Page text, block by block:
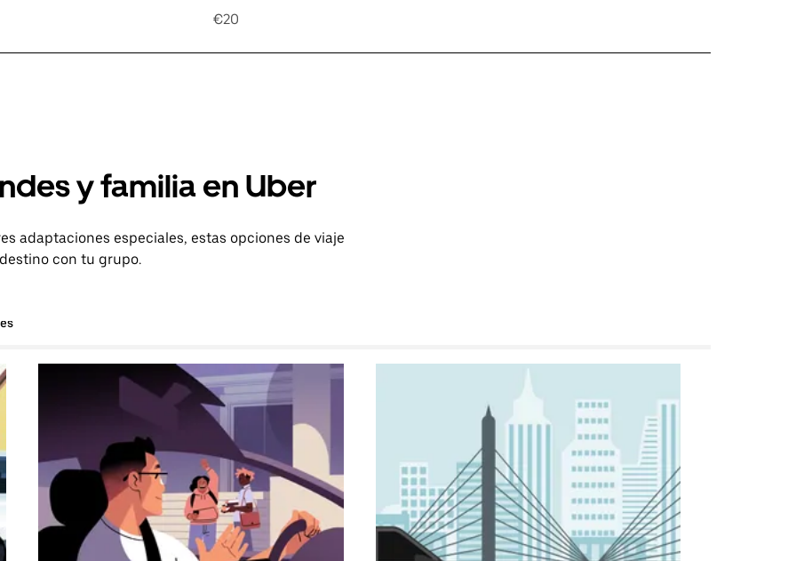
€20
y familia en Uber
adaptaciones especiales, estas opciones de viaje
con tu grupo.